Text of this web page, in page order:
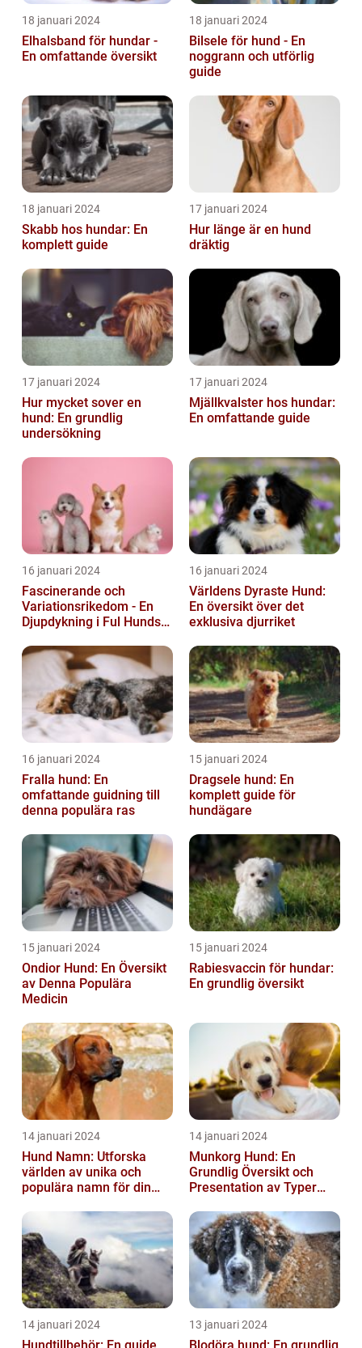
18 januari 2024
Elhalsband för hundar -
En omfattande översikt
18 januari 2024
Bilsele för hund - En
noggrann och utförlig
guide
18 januari 2024
Skabb hos hundar: En
komplett guide
17 januari 2024
Hur länge är en hund
dräktig
17 januari 2024
Hur mycket sover en
hund: En grundlig
undersökning
17 januari 2024
Mjällkvalster hos hundar:
En omfattande guide
16 januari 2024
Fascinerande och
Variationsrikedom - En
Djupdykning i Ful Hunds
16 januari 2024
Världens Dyraste Hund:
En översikt över det
exklusiva djurriket
16 januari 2024
Fralla hund: En
omfattande guidning till
denna populära ras
15 januari 2024
Dragsele hund: En
komplett guide för
hundägare
15 januari 2024
Ondior Hund: En Översikt
av Denna Populära
Medicin
15 januari 2024
Rabiesvaccin för hundar:
En grundlig översikt
14 januari 2024
Hund Namn: Utforska
världen av unika och
populära namn för din
14 januari 2024
Munkorg Hund: En
Grundlig Översikt och
Presentation av Typer
14 januari 2024 13 januari 2024